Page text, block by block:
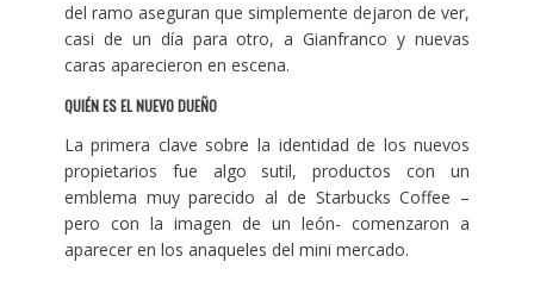
del ramo aseguran que simplemente dejaron de ver,
casi de un día para otro, a Gianfranco y nuevas
caras aparecieron en escena.
QUIÉN ES EL NUEVO DUEÑO
La primera clave sobre la identidad de los nuevos
propietarios fue algo sutil, productos con un
emblema muy parecido al de Starbucks Coffee –
pero con la imagen de un león- comenzaron a
aparecer en los anaqueles del mini mercado.